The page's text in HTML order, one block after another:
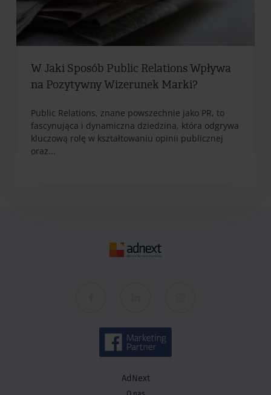
W Jaki Sposób Public Relations Wpływa
na Pozytywny Wizerunek Marki?
Public Relations, znane powszechnie jako PR, to
fascynująca i dynamiczna dziedzina, która odgrywa
kluczową rolę w kształtowaniu opinii publicznej
oraz...
AdNext